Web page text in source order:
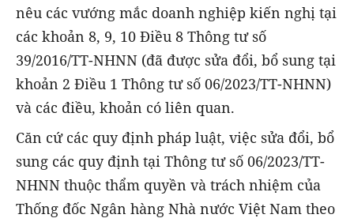
nêu các vướng mắc doanh nghiệp kiến nghị tại
các khoản 8, 9, 10 Điều 8 Thông tư số
39/2016/TT-NHNN (đã được sửa đổi, bổ sung tại
khoản 2 Điều 1 Thông tư số 06/2023/TT-NHNN)
và các điều, khoản có liên quan.
Căn cứ các quy định pháp luật, việc sửa đổi, bổ
sung các quy định tại Thông tư số 06/2023/TT-
NHNN thuộc thẩm quyền và trách nhiệm của
Thống đốc Ngân hàng Nhà nước Việt Nam theo